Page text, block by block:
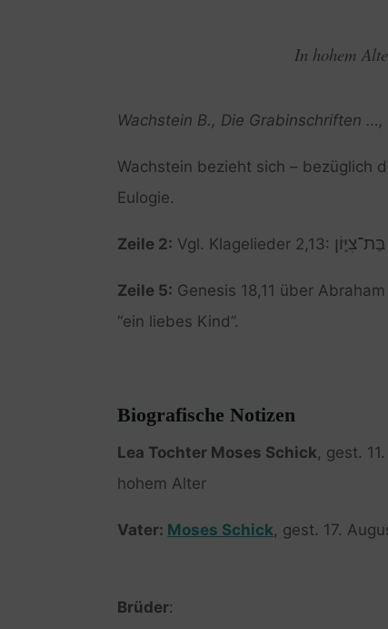
In hohem
Wachstein B., Die Grabinschriften …,
Wachstein bezieht sich – bezüglich
Eulogie.
Zeile 2: Vgl. Klagelieder 2,13:
Zeile 5: Genesis 18,11 über
“ein liebes Kind”.
Biografische Notizen
Lea Tochter Moses Schick, gest.
hohem Alter
Vater: Moses Schick, gest. 17.
Brüder: